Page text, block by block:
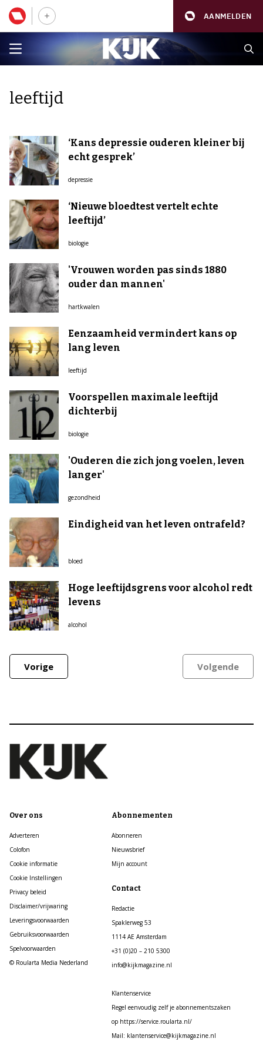
AANMELDEN
leeftijd
‘Kans depressie ouderen kleiner bij
echt gesprek’
depressie
‘Nieuwe bloedtest vertelt echte
leeftijd’
biologie
'Vrouwen worden pas sinds 1880
ouder dan mannen'
hartkwalen
Eenzaamheid vermindert kans op
lang leven
leeftijd
Voorspellen maximale leeftijd
dichterbij
biologie
'Ouderen die zich jong voelen, leven
langer'
gezondheid
Eindigheid van het leven ontrafeld?
bloed
Hoge leeftijdsgrens voor alcohol redt
levens
alcohol
Vorige Volgende
Over ons
Adverteren
Colofon
Cookie informatie
Cookie Instellingen
Privacy beleid
Disclaimer/vrijwaring
Leveringsvoorwaarden
Gebruiksvoorwaarden
Spelvoorwaarden
© Roularta Media Nederland
Abonnementen
Abonneren
Nieuwsbrief
Mijn account
Contact
Redactie
Spaklerweg 53
1114 AE Amsterdam
+31 (0)20 – 210 5300
info@kijkmagazine.nl
Klantenservice
Regel eenvoudig zelf je abonnementszaken
op https://service.roularta.nl/
Mail: klantenservice@kijkmagazine.nl